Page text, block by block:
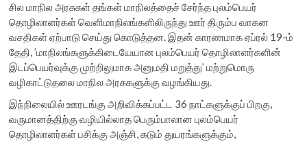
சில மாநில அரசுகள் தங்கள் மாநிலத்தைச் சேர்ந்த புலம்பெயர்
தொழிலாளர்கள் வெளிமாநிலங்களிலிருந்து ஊர் திரும்ப வாகன
வசதிகள் ஏற்பாடு செய்து கொடுத்தன. இதன் காரணமாக ஏப்ரல் 19-ம்
தேதி, ’மாநிலங்களுக்கிடையேயான புலம்பெயர் தொழிலாளர்களின்
இடப்பெயர்வுக்கு முற்றிலுமாக அனுமதி மறுத்து’ மற்றுமொரு
வழிகாட்டுதலை மாநில அரசுகளுக்கு வழங்கியது.
இந்நிலையில் ஊரடங்கு அறிவிக்கப்பட்ட 36 நாட்களுக்குப் பிறகு,
வருமானத்திற்கு வழியில்லாத பெரும்பாலான புலம்பெயர்
தொழிலாளர்கள் பசிக்கு அஞ்சி, கடும் துயரங்களுக்கும்,